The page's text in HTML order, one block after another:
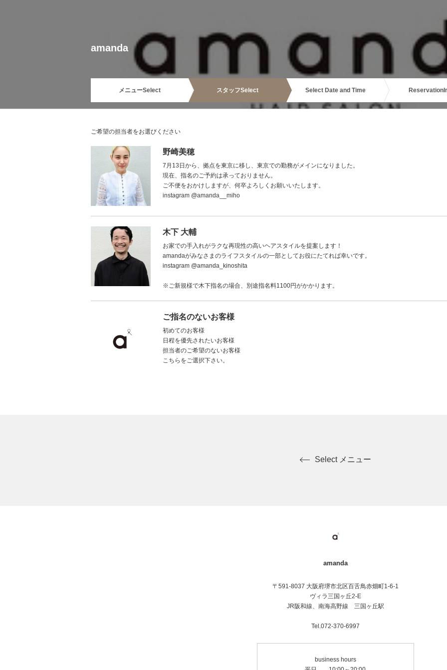
amanda
メニューSelect スタッフSelect Select Date and Time Reservation
ご希望の担当者をお選びください
野崎美穂
7月13日から、拠点を東京に移し、東京での勤務がメインになりました。
現在、指名のご予約は承っておりません。
ご不便をおかけしますが、何卒よろしくお願いいたします。
instagram @amanda__miho
木下 大輔
お家での手入れがラクな再現性の高いヘアスタイルを提案します！
amandaがみなさまのライフスタイルの一部としてお役にたてれば幸いです。
instagram @amanda_kinoshita
※ご新規様で木下指名の場合、別途指名料1100円がかかります。
ご指名のないお客様
初めてのお客様
日程を優先されたいお客様
担当者のご希望のないお客様
こちらをご選択下さい。
Select メニュー
amanda
〒591-8037 大阪府堺市北区百舌鳥赤畑町1-6-1
ヴィラ三国ヶ丘2-E
JR阪和線、南海高野線 三国ヶ丘駅
Tel.072-370-6997
business hours